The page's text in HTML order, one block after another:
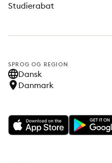
Studierabat
SPROG OG REGION
Dansk
Danmark